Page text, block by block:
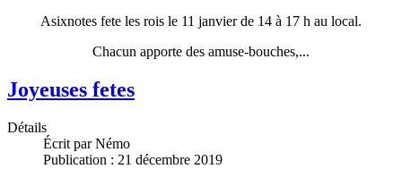
Asixnotes fete les rois le 11 janvier de 14 à 17 h au local.
Chacun apporte des amuse-bouches,...
Joyeuses fetes
Détails
Écrit parNémo
Publication : 21 décembre 2019